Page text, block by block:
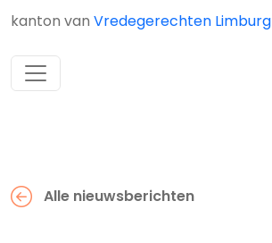
kanton van Vredegerechten Limburg
Alle nieuwsberichten